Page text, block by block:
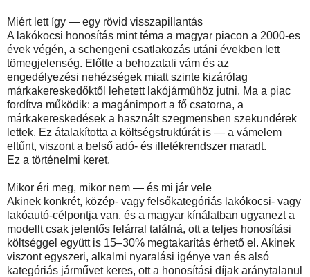
Miért lett így — egy rövid visszapillantás
A lakókocsi honosítás mint téma a magyar piacon a 2000-es
évek végén, a schengeni csatlakozás utáni években lett
tömegjelenség. Előtte a behozatali vám és az
engedélyezési nehézségek miatt szinte kizárólag
márkakereskedőktől lehetett lakójárműhöz jutni. Ma a piac
fordítva működik: a magánimport a fő csatorna, a
márkakereskedések a használt szegmensben szekundérek
lettek. Ez átalakította a költségstruktúrát is — a vámelem
eltűnt, viszont a belső adó- és illetékrendszer maradt.
Ez a történelmi keret.
Mikor éri meg, mikor nem — és mi jár vele
Akinek konkrét, közép- vagy felsőkategóriás lakókocsi- vagy
lakóautó-célpontja van, és a magyar kínálatban ugyanezt a
modellt csak jelentős felárral találná, ott a teljes honosítási
költséggel együtt is 15–30% megtakarítás érhető el. Akinek
viszont egyszeri, alkalmi nyaralási igénye van és alsó
kategóriás járművet keres, ott a honosítási díjak aránytalanul